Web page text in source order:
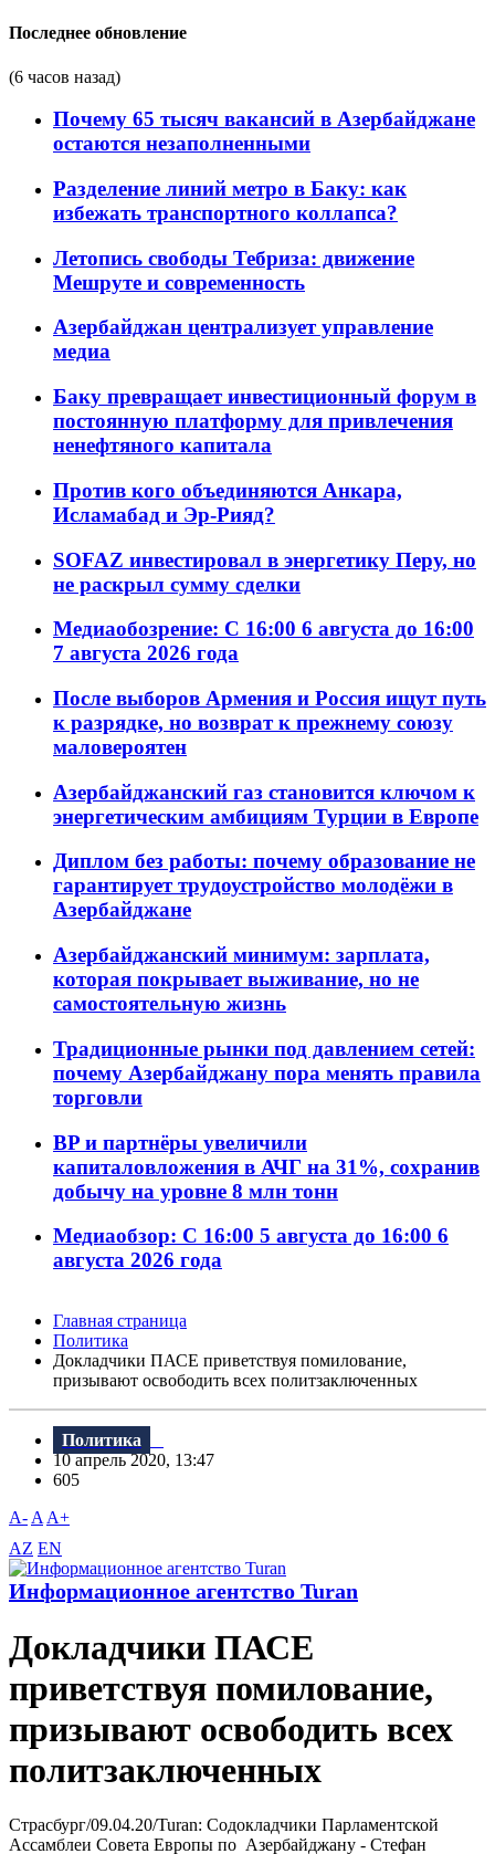
Последнее обновление
(6 часов назад)
Почему 65 тысяч вакансий в Азербайджане
остаются незаполненными
Разделение линий метро в Баку: как
избежать транспортного коллапса?
Летопись свободы Тебриза: движение
Мешруте и современность
Азербайджан централизует управление
медиа
Баку превращает инвестиционный форум в
постоянную платформу для привлечения
ненефтяного капитала
Против кого объединяются Анкара,
Исламабад и Эр-Рияд?
SOFAZ инвестировал в энергетику Перу, но
не раскрыл сумму сделки
Медиаобозрение: С 16:00 6 августа до 16:00
7 августа 2026 года
После выборов Армения и Россия ищут путь
к разрядке, но возврат к прежнему союзу
маловероятен
Азербайджанский газ становится ключом к
энергетическим амбициям Турции в Европе
Диплом без работы: почему образование не
гарантирует трудоустройство молодёжи в
Азербайджане
Азербайджанский минимум: зарплата,
которая покрывает выживание, но не
самостоятельную жизнь
Традиционные рынки под давлением сетей:
почему Азербайджану пора менять правила
торговли
BP и партнёры увеличили
капиталовложения в АЧГ на 31%, сохранив
добычу на уровне 8 млн тонн
Медиаобзор: С 16:00 5 августа до 16:00 6
августа 2026 года
Главная страница
Политика
Докладчики ПАСЕ приветствуя помилование,
призывают освободить всех политзаключенных
Политика
10 апрель 2020, 13:47
605
A- A A+
AZ EN
Информационное агентство Turan
Докладчики ПАСЕ
приветствуя помилование,
призывают освободить всех
политзаключенных
Страсбург/09.04.20/Turan: Содокладчики Парламентской
Ассамблеи Совета Европы по Азербайджану - Стефан